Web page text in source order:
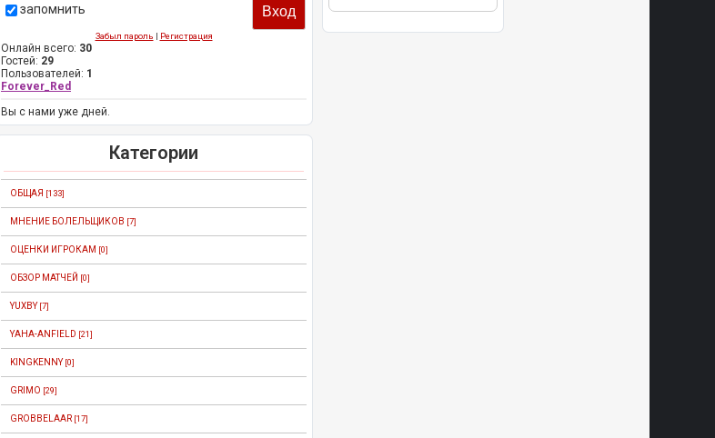
запомнить
Забыл пароль | Регистрация
Онлайн всего: 30
Гостей: 29
Пользователей: 1
Forever_Red
Вы с нами уже дней.
Категории
ОБЩАЯ [133]
МНЕНИЕ БОЛЕЛЬЩИКОВ [7]
ОЦЕНКИ ИГРОКАМ [0]
ОБЗОР МАТЧЕЙ [0]
YUXBY [7]
YAHA-ANFIELD [21]
KINGKENNY [0]
GRIMO [29]
GROBBELAAR [17]